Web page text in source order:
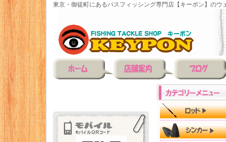
東京・御徒町にあるバスフィッシング専門店【キーポン】のウ